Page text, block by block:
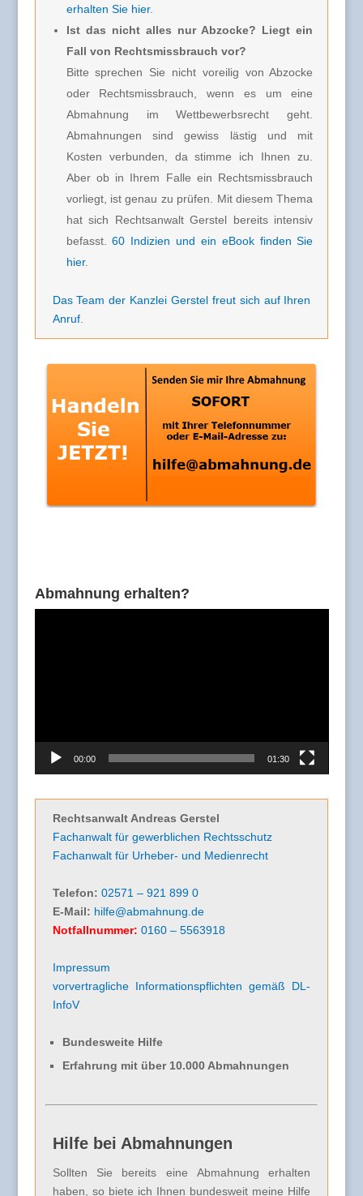
erhalten Sie hier.
Ist das nicht alles nur Abzocke? Liegt ein
Fall von Rechtsmissbrauch vor?
Bitte sprechen Sie nicht voreilig von Abzocke
oder Rechtsmissbrauch, wenn es um eine
Abmahnung im Wettbewerbsrecht geht.
Abmahnungen sind gewiss lästig und mit
Kosten verbunden, da stimme ich Ihnen zu.
Aber ob in Ihrem Falle ein Rechtsmissbrauch
vorliegt, ist genau zu prüfen. Mit diesem Thema
hat sich Rechtsanwalt Gerstel bereits intensiv
befasst.60 Indizien und ein eBook finden Sie
hier.
Das Team der Kanzlei Gerstel freut sich auf Ihren
Anruf.
Abmahnung erhalten?
00:00 01:30
Rechtsanwalt Andreas Gerstel
Fachanwalt für gewerblichen Rechtsschutz
Fachanwalt für Urheber- und Medienrecht
Telefon: 02571 – 921 899 0
E-Mail: hilfe@abmahnung.de
Notfallnummer: 0160 – 5563918
Impressum
vorvertragliche Informationspflichten gemäß DL-
InfoV
Bundesweite Hilfe
Erfahrung mit über 10.000 Abmahnungen
Hilfe bei Abmahnungen
Sollten Sie bereits eine Abmahnung erhalten
haben, so biete ich Ihnen bundesweit meine Hilfe